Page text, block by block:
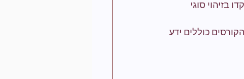
בזיהוי סוגי
כוללים ידע